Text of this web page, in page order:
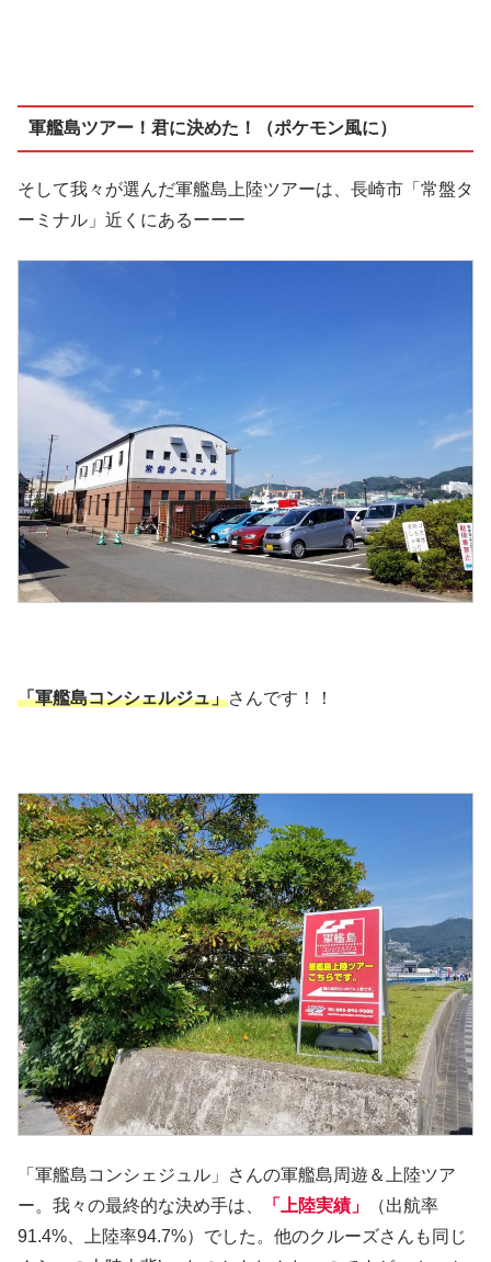
軍艦島ツアー！君に決めた！（ポケモン風に）
そして我々が選んだ軍艦島上陸ツアーは、長崎市「常盤タ
ーミナル」近くにあるーーー
「軍艦島コンシェルジュ」さんです！！
「軍艦島コンシェジュル」さんの軍艦島周遊＆上陸ツア
ー。我々の最終的な決め手は、
「上陸実績」
（出航率
91.4%、上陸率94.7%）でした。他のクルーズさんも同じ